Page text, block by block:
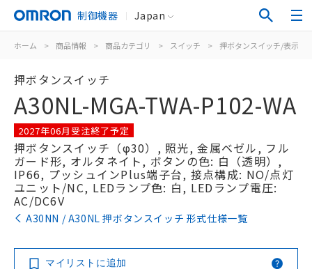
制御機器 Japan
ホーム > 商品情報 > 商品カテゴリ > スイッチ > 押ボタンスイッチ/表示灯
押ボタンスイッチ
A30NL-MGA-TWA-P102-WA
2027年06月受注終了予定
押ボタンスイッチ（φ30）, 照光, 金属ベゼル, フル
ガード形, オルタネイト, ボタンの色: 白（透明）,
IP66, プッシュインPlus端子台, 接点構成: NO/点灯
ユニット/NC, LEDランプ色: 白, LEDランプ電圧:
AC/DC6V
A30NN / A30NL 押ボタンスイッチ 形式仕様一覧
マイリストに追加